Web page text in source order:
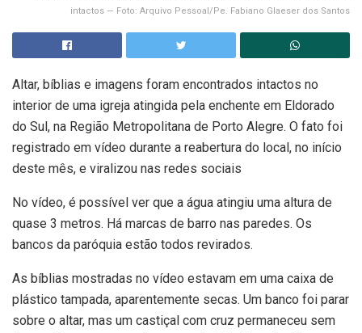
intactos — Foto: Arquivo Pessoal/Pe. Fabiano Glaeser dos Santos
Altar, bíblias e imagens foram encontrados intactos no
interior de uma igreja atingida pela enchente em Eldorado
do Sul, na Região Metropolitana de Porto Alegre. O fato foi
registrado em vídeo durante a reabertura do local, no início
deste mês, e viralizou nas redes sociais
No vídeo, é possível ver que a água atingiu uma altura de
quase 3 metros. Há marcas de barro nas paredes. Os
bancos da paróquia estão todos revirados.
As bíblias mostradas no vídeo estavam em uma caixa de
plástico tampada, aparentemente secas. Um banco foi parar
sobre o altar, mas um castiçal com cruz permaneceu sem